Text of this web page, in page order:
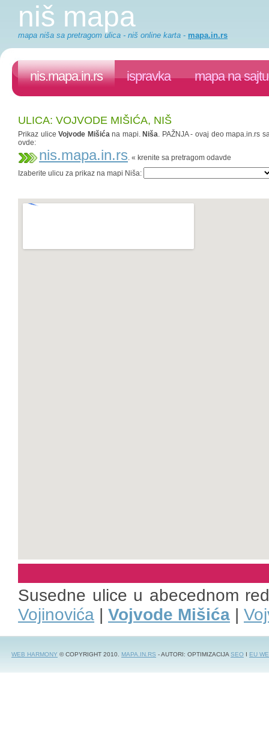
niš mapa
mapa niša sa pretragom ulica - niš online karta - mapa.in.rs
nis.mapa.in.rs ispravka mapa na sajtu
ULICA: VOJVODE MIŠIĆA, NIŠ
Prikaz uliceVojvode Mišićana mapi. Niša. PAŽNJA - ovaj deo mapa.in.rs
ovde:
nis.mapa.in.rs. « krenite sa pretragom odavde
Izaberite ulicu za prikaz na mapi Niša:
Susedne ulice u abecednom
Vojinovića | Vojvode Mišića |
WEB HARMONY © COPYRIGHT 2010. MAPA.IN.RS - AUTORI: OPTIMIZACIJASEO I EU